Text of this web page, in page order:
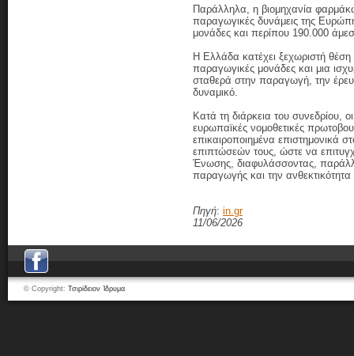
Παράλληλα, η βιομηχανία
παραγωγικές δυνάμεις της
μονάδες και περίπου 190.000
Η Ελλάδα κατέχει ξεχωριστή
παραγωγικές μονάδες και μια
σταθερά στην παραγωγή, την
δυναμικό.
Κατά τη διάρκεια του συνεδρίου,
ευρωπαϊκές νομοθετικές
επικαιροποιημένα επιστημονικά
επιπτώσεών τους, ώστε να
Ένωσης, διαφυλάσσοντας,
παραγωγής και την
Πηγή: in.gr
11/06/2026
© Copyright: Τσιρίδειον Ίδρυμα